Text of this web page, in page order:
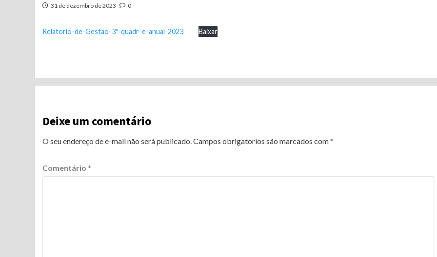
31 de dezembro de 2023 0
Relatorio-de-Gestao-3º-quadr-e-anual-2023 Baixar
Reading
Deixe um comentário
O seu endereço de e-mail não será publicado. Campos obrigatórios são marcados com*
Comentário *